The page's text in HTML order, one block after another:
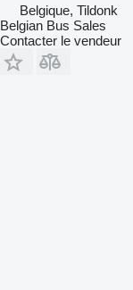
Belgique, Tildonk
Belgian Bus Sales
Contacter le vendeur